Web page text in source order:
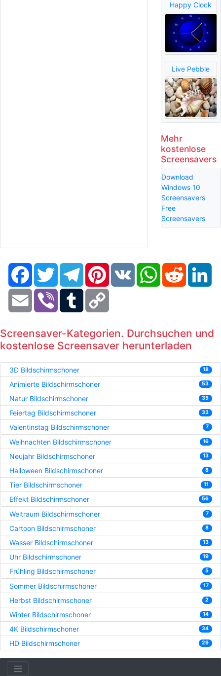
Happy Clock
Live Pebble
Mehr
kostenlose
Screensavers
Download
Windows 10
Screensavers
Free
Screensavers
FacebookTwitter TelegramPinterestVK WhatsAppReddit
Email Viber Tumblr
Screensaver-Kategorien. Durchsuchen und
kostenlose Screensaver herunterladen
3D Bildschirmschoner 18
Animierte Bildschirmschoner 53
Natur Bildschirmschoner 35
Feiertag Bildschirmschoner 33
Valentinstag Bildschirmschoner 7
Weihnachten Bildschirmschoner 16
Neujahr Bildschirmschoner 13
Halloween Bildschirmschoner 8
Tier Bildschirmschoner 11
Effekt Bildschirmschoner 56
Weltraum Bildschirmschoner 7
Cartoon Bildschirmschoner 8
Wasser Bildschirmschoner 13
Uhr Bildschirmschoner 19
Frühling Bildschirmschoner 5
Sommer Bildschirmschoner 17
Herbst Bildschirmschoner 2
Winter Bildschirmschoner 14
4K Bildschirmschoner 34
HD Bildschirmschoner 29